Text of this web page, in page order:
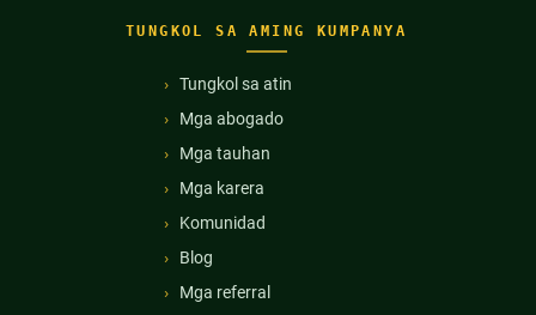
TUNGKOL SA AMING KUMPANYA
Tungkol sa atin
Mga abogado
Mga tauhan
Mga karera
Komunidad
Blog
Mga referral